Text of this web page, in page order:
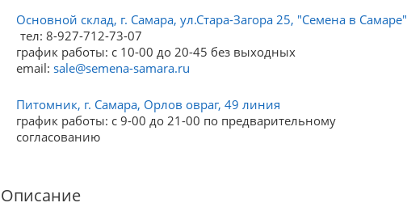
Основной склад, г. Самара, ул.Стара-Загора 25, "Семена в Самаре"
тел: 8-927-712-73-07
график работы: с 10-00 до 20-45 без выходных
email: sale@semena-samara.ru
Питомник, г. Самара, Орлов овраг, 49 линия
график работы: с 9-00 до 21-00 по предварительному
согласованию
Описание